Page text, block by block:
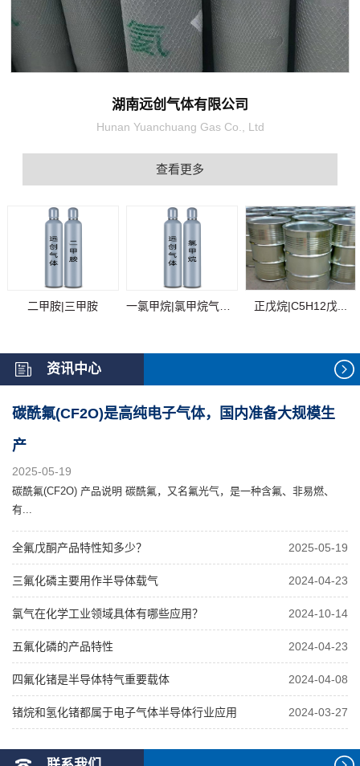
湖南远创气体有限公司
Hunan Yuanchuang Gas Co., Ltd
查看更多
二甲胺|三甲胺 正戊烷|C5H12戊...
资讯中心
碳酰氟(CF2O)是高纯电子气体，国内准备大规模生
产
2025-05-19
碳酰氟(CF2O) 产品说明 碳酰氟，又名氟光气，是一种含氟、非易燃、
有...
全氟戊酮产品特性知多少？ 2025-05-19
三氟化磷主要用作半导体载气 2024-04-23
氯气在化学工业领域具体有哪些应用？ 2024-10-14
五氟化磷的产品特性 2024-04-23
四氟化锗是半导体特气重要载体 2024-04-08
锗烷和氢化锗都属于电子气体半导体行业应用 2024-03-27